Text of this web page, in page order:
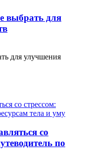
выбрать для
для улучшения
со
по